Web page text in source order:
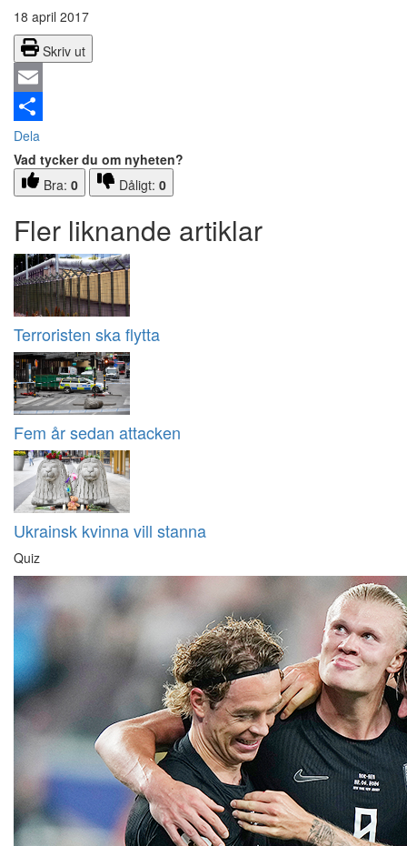
18 april 2017
Skriv ut
Email
Dela
Vad tycker du om nyheten?
Bra: 0 Dåligt: 0
Fler liknande artiklar
Terroristen ska flytta
Fem år sedan attacken
Ukrainsk kvinna vill stanna
Quiz